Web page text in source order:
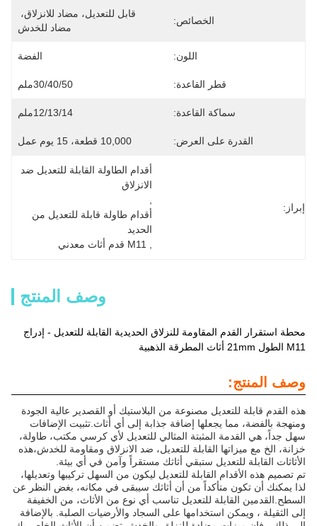
الخصائص:
مضاد للخدش
اللون: الفضة
قطر القاعدة: 30/40/50ملم
سماكة القاعدة: 12/13/14ملم
القدرة على العرض: 10,000 قطعة، 15 يوم عمل
إبراز:
الانزلاق
الحديد
M11 قدم أثاث معدني
وصف المنتج
محطة استقرار القدم المقاومة للنزلاق الحديدية القابلة للتعديل - إدراج
M11 الطول 21mm أثاث المطرقة الذهبية
وصف المنتج:
هذه القدم قابلة للتعديل مصنوعة من البلاستيك أو القصدير عالية الجودة
ومنهجة بالفضة، مما يجعلها إضافة جذابة إلى أي أثاث.تثبيت الإضافات
سهل جداً، هي القدمة المثبتة المثالي للتعديل لأي كرسي مكتب، طاولة،
خزانة، الخ مع ميزاتها القابلة للتعديل، ضد الانزلاق ومقاومة للخدش،هذه
الأثاثات القابلة للتعديل ستبقي أثاثك مستقراً وآمن في أي بيئة.
تم تصميم هذه الأقدام القابلة للتعديل ليكون من السهل تركيبها وتعديلها،
لذا يمكنك أن تكون متأكداً من أن أثاثك سيبقى في مكانه، بغض النظر عن
السطح.القدمين القابلة للتعديل تناسب أي نوع من الأثاث، من الخفيفة
إلى الثقيلة ، ويمكن استخدامها على السجاد والأرضيات الصلبة. بالإضافة